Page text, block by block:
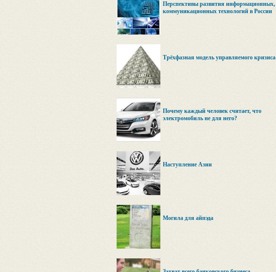
Перспективы развития информационных,
коммуникационных технологий в России
Трёхфазная модель управляемого кризиса
Почему каждый человек считает, что
электромобиль не для него?
Наступление Азии
Могила для айпэда